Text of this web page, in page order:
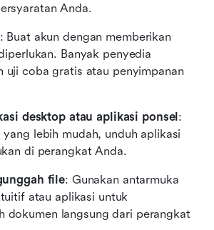
Anda.
: Buat akun dengan memberikan
Banyak penyedia
uji coba gratis atau penyimpanan
desktop atau aplikasi ponsel:
yang lebih mudah, unduh aplikasi
di perangkat Anda.
file: Gunakan antarmuka
atau aplikasi untuk
dokumen langsung dari perangkat